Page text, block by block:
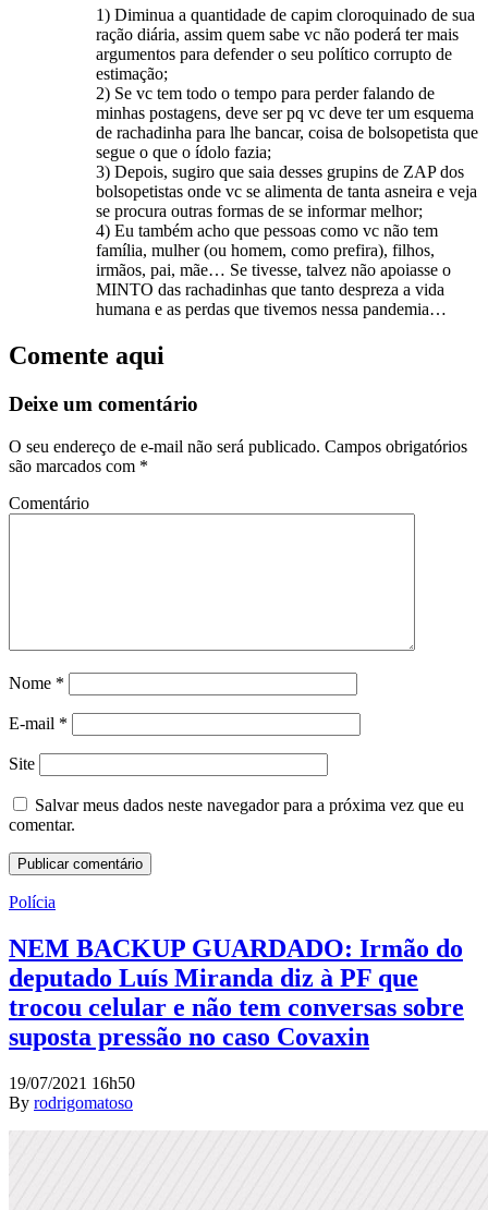
1) Diminua a quantidade de capim cloroquinado de sua
ração diária, assim quem sabe vc não poderá ter mais
argumentos para defender o seu político corrupto de
estimação;
2) Se vc tem todo o tempo para perder falando de
minhas postagens, deve ser pq vc deve ter um esquema
de rachadinha para lhe bancar, coisa de bolsopetista que
segue o que o ídolo fazia;
3) Depois, sugiro que saia desses grupins de ZAP dos
bolsopetistas onde vc se alimenta de tanta asneira e veja
se procura outras formas de se informar melhor;
4) Eu também acho que pessoas como vc não tem
família, mulher (ou homem, como prefira), filhos,
irmãos, pai, mãe… Se tivesse, talvez não apoiasse o
MINTO das rachadinhas que tanto despreza a vida
humana e as perdas que tivemos nessa pandemia…
Comente aqui
Deixe um comentário
O seu endereço de e-mail não será publicado. Campos obrigatórios
são marcados com *
Comentário
Nome *
E-mail *
Site
Salvar meus dados neste navegador para a próxima vez que eu
comentar.
Polícia
NEM BACKUP GUARDADO: Irmão do
deputado Luís Miranda diz à PF que
trocou celular e não tem conversas sobre
suposta pressão no caso Covaxin
19/07/2021 16h50
By rodrigomatoso